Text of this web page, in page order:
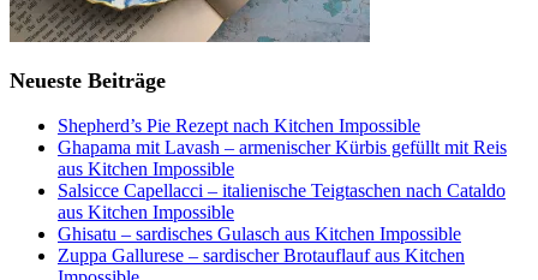
Neueste Beiträge
Shepherd’s Pie Rezept nach Kitchen Impossible
Ghapama mit Lavash – armenischer Kürbis gefüllt mit Reis
aus Kitchen Impossible
Salsicce Capellacci – italienische Teigtaschen nach Cataldo
aus Kitchen Impossible
Ghisatu – sardisches Gulasch aus Kitchen Impossible
Zuppa Gallurese – sardischer Brotauflauf aus Kitchen